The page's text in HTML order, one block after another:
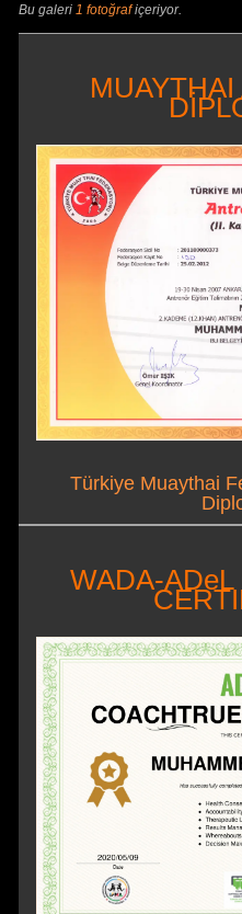
Bu galeri1 fotoğrafiçeriyor.
Türkiye Muaythai
WADA-